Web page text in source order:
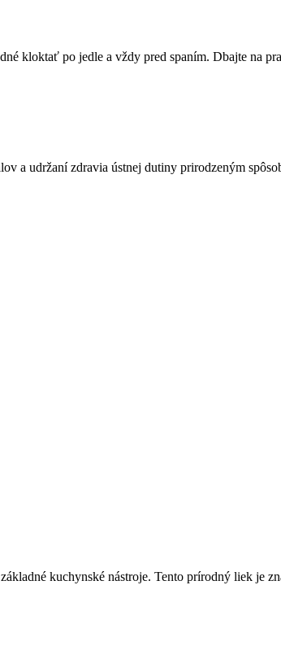
kloktať po jedle a vždy pred spaním. Dbajte na
a udržaní zdravia ústnej dutiny prirodzeným
kuchynské nástroje. Tento prírodný liek je